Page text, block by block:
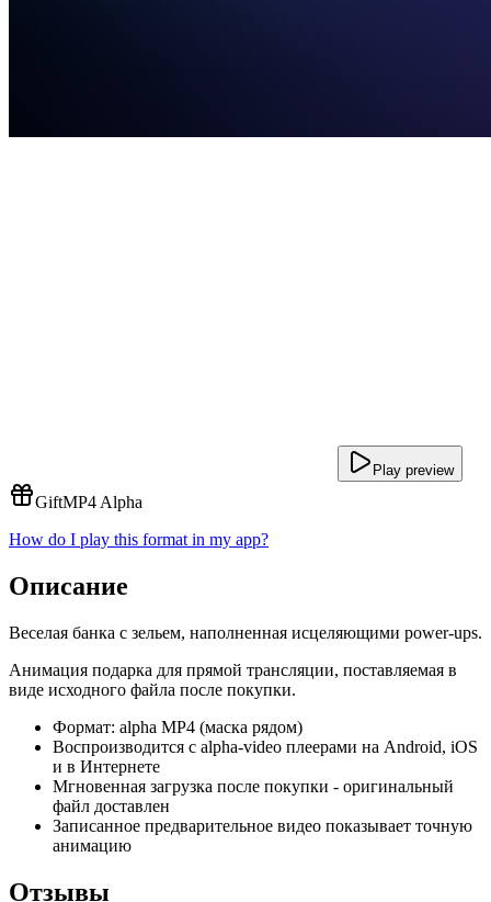
Play preview
GiftMP4 Alpha
How do I play this format in my app?
Описание
Веселая банка с зельем, наполненная исцеляющими power-ups.
Анимация подарка для прямой трансляции, поставляемая в
виде исходного файла после покупки.
Формат: alpha MP4 (маска рядом)
Воспроизводится с alpha-video плеерами на Android, iOS
и в Интернете
Мгновенная загрузка после покупки - оригинальный
файл доставлен
Записанное предварительное видео показывает точную
анимацию
Отзывы